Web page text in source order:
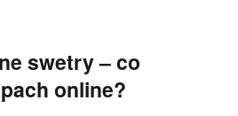
swetry – co
online?